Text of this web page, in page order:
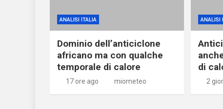
ANALISI ITALIA
Dominio dell’anticiclone
africano ma con qualche
temporale di calore
17 ore ago miometeo
ANALISI
di
2